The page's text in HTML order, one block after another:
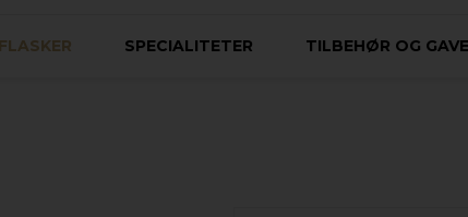
SPECIALITETER TILBEHØR OG